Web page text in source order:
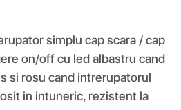
simplu cap scara / cap
on/off cu led albastru cand
si rosu cand intrerupatorul
in intuneric, rezistent la